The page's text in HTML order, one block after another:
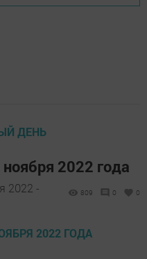
ДЕНЬ
2022 года
2022 -
809 0 0